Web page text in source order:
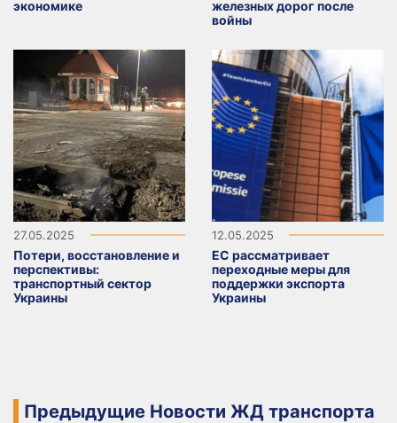
экономике
железных дорог после
войны
27.05.2025
Потери, восстановление и
перспективы:
транспортный сектор
Украины
12.05.2025
ЕС рассматривает
переходные меры для
поддержки экспорта
Украины
Предыдущие Новости ЖД транспорта